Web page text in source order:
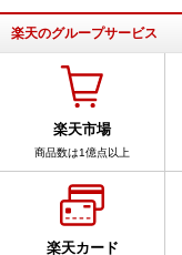
楽天のグループサービス
楽天市場
商品数は1億点以上
楽天カード